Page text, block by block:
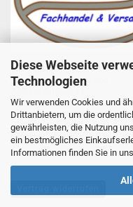
Diese Webseite
Technologien
Wir verwenden Cookies und
Drittanbietern, um die
gewährleisten, die Nutzung
ein bestmögliches
Informationen finden Sie in
Udo Totzauer
Udo`s Sport-Fischer-Shop
97753 Karlstadt
Telefon +49 9353 985440
E-Mail
info@angelsport-